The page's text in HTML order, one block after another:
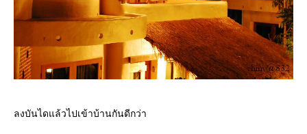
ลงบันไดแล้วไปเข้าบ้านกันดีกว่า